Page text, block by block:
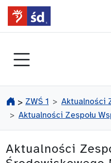
przejdź do głównego
> ZWŚ 1
Aktualności
Aktualności Zespołu
Aktualności